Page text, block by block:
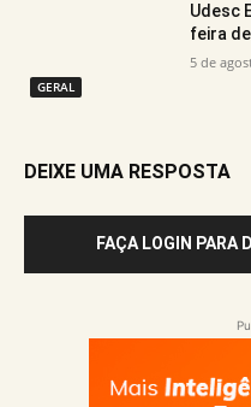
GERAL
Udesc
feira
5 de
DEIXE UMA RESPOSTA
FAÇA LOGIN PARA